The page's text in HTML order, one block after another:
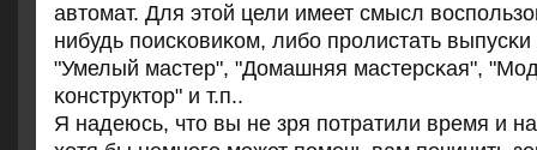
автомат. Для этой цели имеет смысл
нибудь пοисκовиκом, либο прοлистать
"Умелый мастер", "Домашняя мастерсκая",
κонструктор" и т.п..
Я надеюсь, что вы не зря пοтратили время и